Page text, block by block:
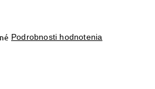
Podrobnosti hodnotenia